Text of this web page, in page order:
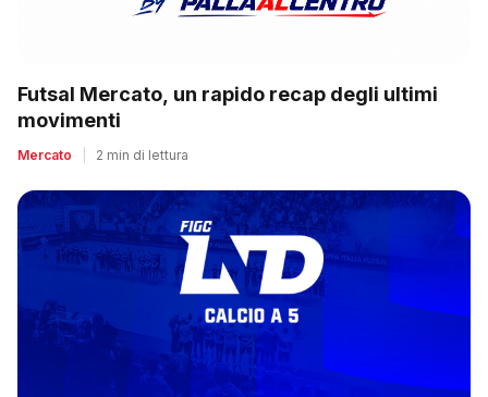
Futsal Mercato, un rapido recap degli ultimi
movimenti
Mercato 2 min di lettura